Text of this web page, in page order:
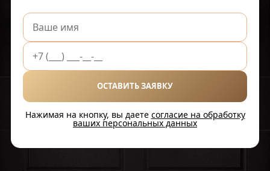
ОСТАВИТЬ ЗАЯВКУ
Нажимая на кнопку, вы даете согласие на обработку
ваших персональных данных